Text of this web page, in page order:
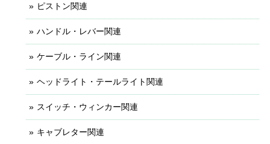
ピストン関連
ハンドル・レバー関連
ケーブル・ライン関連
ヘッドライト・テールライト関連
スイッチ・ウィンカー関連
キャブレター関連